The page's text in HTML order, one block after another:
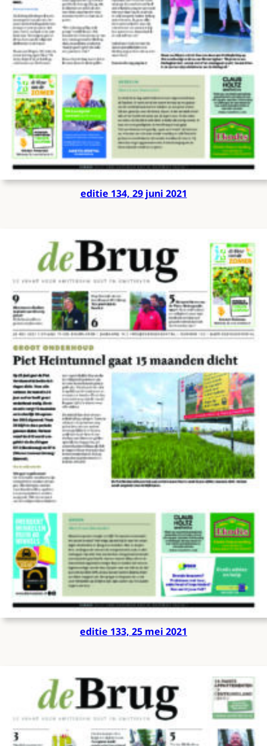
editie 134, 29 juni 2021
editie 133, 25 mei 2021